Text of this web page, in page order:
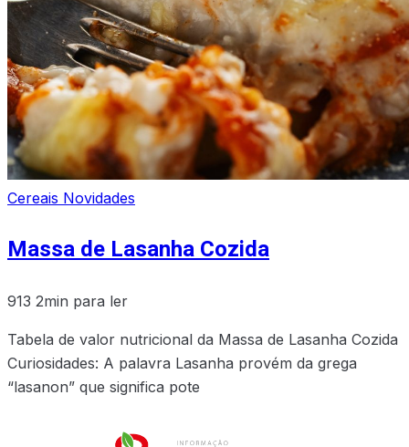
Cereais Novidades
Massa de Lasanha Cozida
913 2min para ler
Tabela de valor nutricional da Massa de Lasanha Cozida
Curiosidades: A palavra Lasanha provém da grega
“lasanon” que significa pote